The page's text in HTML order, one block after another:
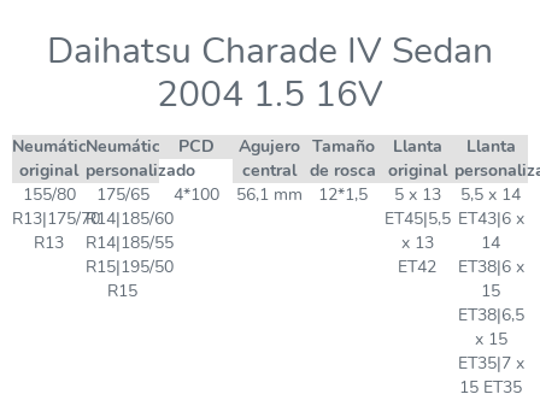
Daihatsu Charade IV Sedan
2004 1.5 16V
Neumático
original
Neumático
personalizado
PCD
Agujero
central
Tamaño
de rosca
Llanta
original
Llanta
155/80
R13|175/70
R13
175/65
R14|185/60
R14|185/55
R15|195/50
R15
4*100 56,1 mm 12*1,5
5 x 13
ET45|5,5
x 13
ET42
5,5 x 14
ET43|6 x
14
ET38|6 x
15
ET38|6,5
x 15
ET35|7 x
15 ET35